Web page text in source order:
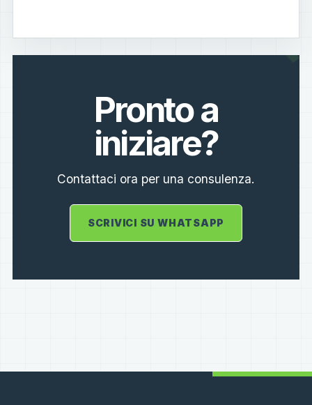
Pronto a
iniziare?
Contattaci ora per una consulenza.
SCRIVICI SU WHATSAPP